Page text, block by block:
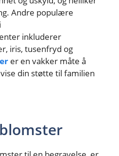
Andre populære
inkluderer
iris, tusenfryd og
er en vakker måte å
din støtte til familien